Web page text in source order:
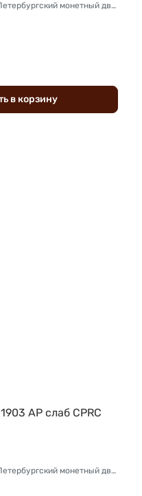
Монетный двор: Санкт-Петербургский монетный двор
вкорзину
АР слаб CPRC
Монетный двор: Санкт-Петербургский монетный двор